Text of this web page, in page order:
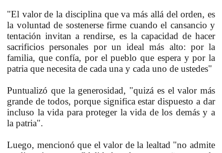
"El valor de la disciplina que va más allá del orden, es
la voluntad de sostenerse firme cuando el cansancio y
tentación invitan a rendirse, es la capacidad de hacer
sacrificios personales por un ideal más alto: por la
familia, que confía, por el pueblo que espera y por la
patria que necesita de cada una y cada uno de ustedes"
Puntualizó que la generosidad, "quizá es el valor más
grande de todos, porque significa estar dispuesto a dar
incluso la vida para proteger la vida de los demás y a
la patria".
Luego, mencionó que el valor de la lealtad "no admite